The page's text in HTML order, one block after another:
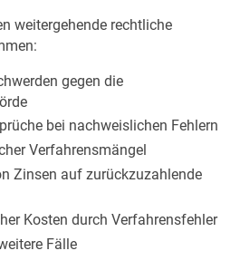
weitergehende rechtliche
gegen die
bei nachweislichen Fehlern
Verfahrensmängel
Zinsen auf zurückzuzahlende
Kosten durch Verfahrensfehler
Fälle